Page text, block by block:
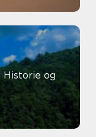
Historie og